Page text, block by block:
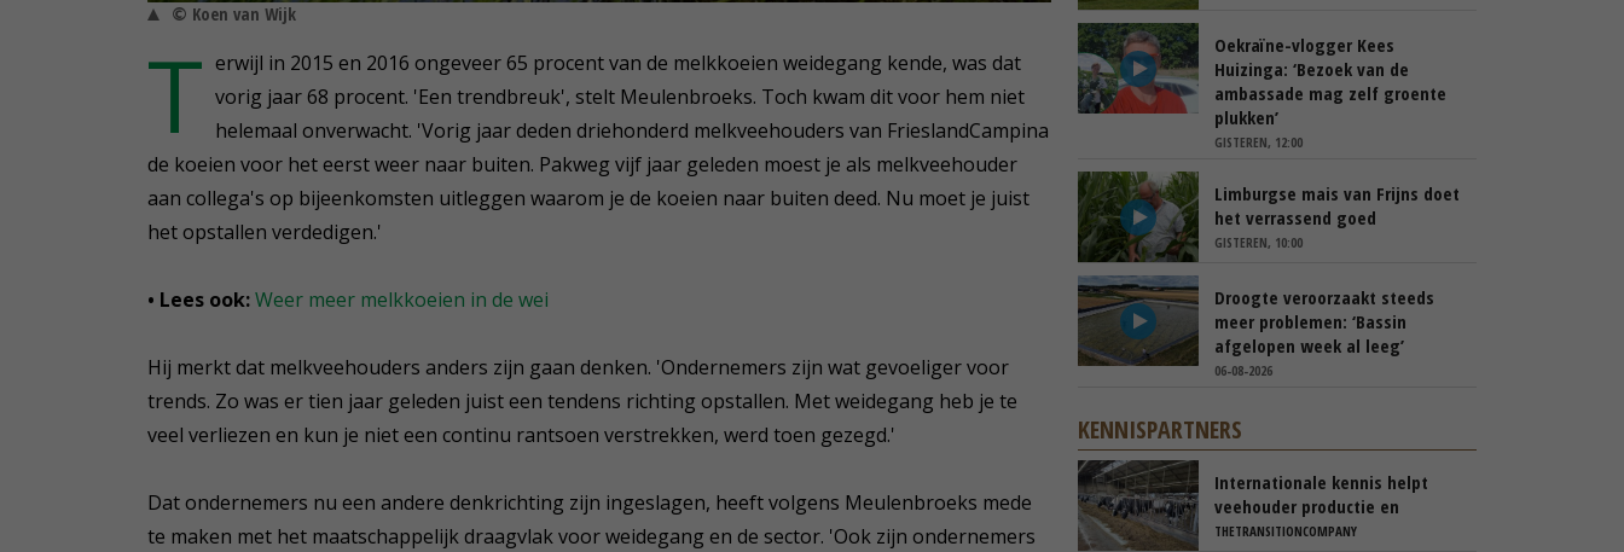
© Koen van Wijk
T erwijl in 2015 en 2016 ongeveer 65 procent van de melkkoeien weidegang kende, was dat
vorig jaar 68 procent. 'Een trendbreuk', stelt Meulenbroeks. Toch kwam dit voor hem niet
helemaal onverwacht. 'Vorig jaar deden driehonderd melkveehouders van FrieslandCampina
de koeien voor het eerst weer naar buiten. Pakweg vijf jaar geleden moest je als melkveehouder
aan collega's op bijeenkomsten uitleggen waarom je de koeien naar buiten deed. Nu moet je juist
het opstallen verdedigen.'
• Lees ook:Weer meer melkkoeien in de wei
Hij merkt dat melkveehouders anders zijn gaan denken. 'Ondernemers zijn wat gevoeliger voor
trends. Zo was er tien jaar geleden juist een tendens richting opstallen. Met weidegang heb je te
veel verliezen en kun je niet een continu rantsoen verstrekken, werd toen gezegd.'
Dat ondernemers nu een andere denkrichting zijn ingeslagen, heeft volgens Meulenbroeks mede
te maken met het maatschappelijk draagvlak voor weidegang en de sector. 'Ook zijn ondernemers
Oekraïne-vlogger Kees
Huizinga: ‘Bezoek van de
ambassade mag zelf groente
plukken’
GISTEREN, 12:00
Limburgse mais van Frijns doet
het verrassend goed
GISTEREN, 10:00
Droogte veroorzaakt steeds
meer problemen: ‘Bassin
afgelopen week al leeg’
06-08-2026
KENNISPARTNERS
Internationale kennis helpt
veehouder productie en
rantsoen te optimaliseren
THETRANSITIONCOMPANY